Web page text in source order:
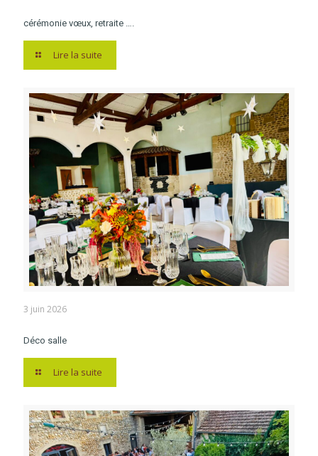
cérémonie vœux, retraite ….
Lire la suite
3 juin 2026
Déco salle
Lire la suite